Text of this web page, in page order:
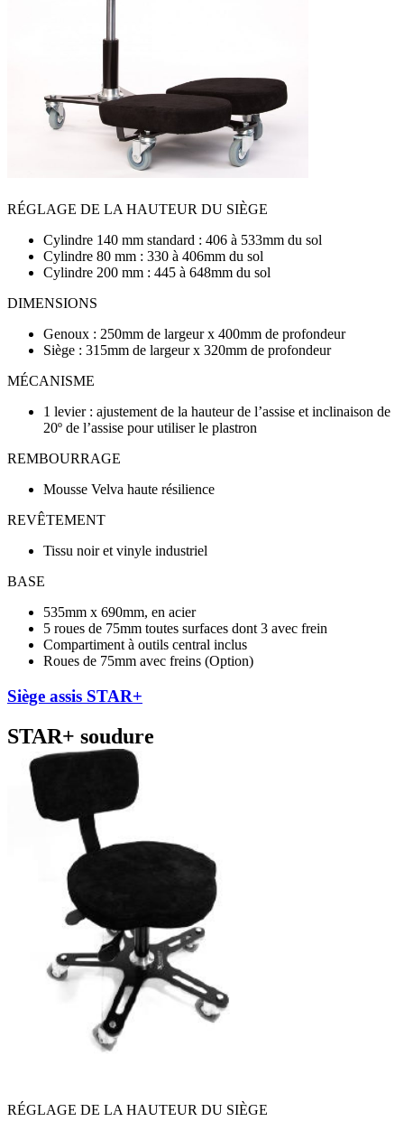
RÉGLAGE DE LA HAUTEUR DU SIÈGE
Cylindre 140 mm standard : 406 à 533mm du sol
Cylindre 80 mm : 330 à 406mm du sol
Cylindre 200 mm : 445 à 648mm du sol
DIMENSIONS
Genoux : 250mm de largeur x 400mm de profondeur
Siège : 315mm de largeur x 320mm de profondeur
MÉCANISME
1 levier : ajustement de la hauteur de l’assise et inclinaison de
20º de l’assise pour utiliser le plastron
REMBOURRAGE
Mousse Velva haute résilience
REVÊTEMENT
Tissu noir et vinyle industriel
BASE
535mm x 690mm, en acier
5 roues de 75mm toutes surfaces dont 3 avec frein
Compartiment à outils central inclus
Roues de 75mm avec freins (Option)
Siège assis STAR+
STAR+ soudure
RÉGLAGE DE LA HAUTEUR DU SIÈGE